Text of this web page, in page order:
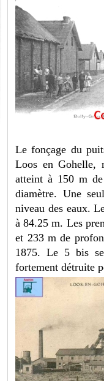
Le fonçage du
Loos en Gohelle,
atteint à 150 m
diamètre. Une
niveau des eaux.
à 84.25 m. Les
et 233 m de
1875. Le 5 bis
fortement détruite